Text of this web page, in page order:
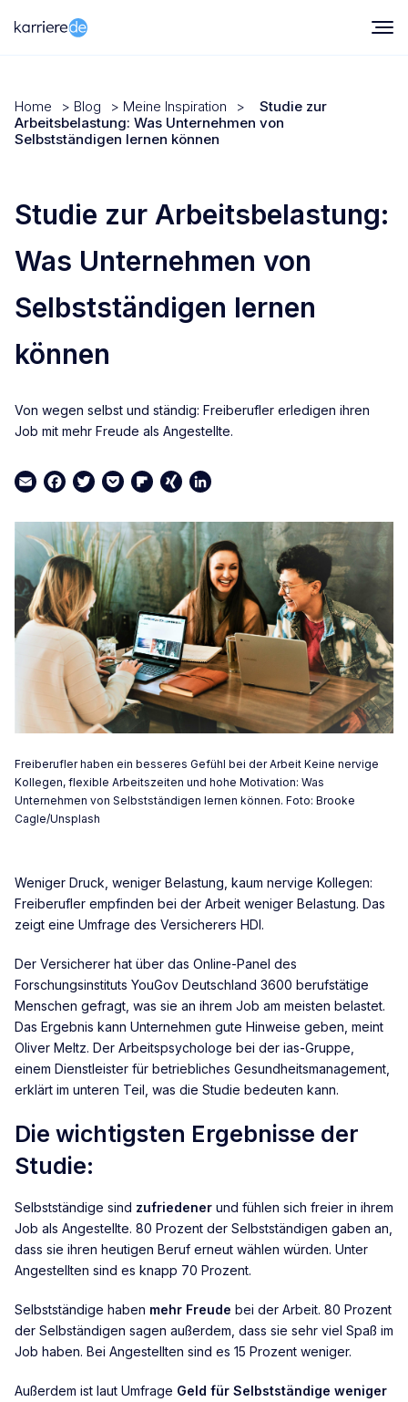
Home > Blog > Meine Inspiration >
Studie zur
Arbeitsbelastung: Was Unternehmen von
Selbstständigen lernen können
Studie zur Arbeitsbelastung:
Was Unternehmen von
Selbstständigen lernen
können
Von wegen selbst und ständig: Freiberufler erledigen ihren
Job mit mehr Freude als Angestellte.
EmailFacebook
TwitterPocketFlipboard
XINGLinkedIn
Freiberufler haben ein besseres Gefühl bei der Arbeit Keine nervige
Kollegen, flexible Arbeitszeiten und hohe Motivation: Was
Unternehmen von Selbstständigen lernen können. Foto: Brooke
Cagle/Unsplash
Weniger Druck, weniger Belastung, kaum nervige Kollegen:
Freiberufler empfinden bei der Arbeit weniger Belastung. Das
zeigt eine Umfrage des Versicherers HDI.
Der Versicherer hat über das Online-Panel des
Forschungsinstituts YouGov Deutschland 3600 berufstätige
Menschen gefragt, was sie an ihrem Job am meisten belastet.
Das Ergebnis kann Unternehmen gute Hinweise geben, meint
Oliver Meltz. Der Arbeitspsychologe bei der ias-Gruppe,
einem Dienstleister für betriebliches Gesundheitsmanagement,
erklärt im unteren Teil, was die Studie bedeuten kann.
Die wichtigsten Ergebnisse der
Studie:
Selbstständige sind zufriedener und fühlen sich freier in ihrem
Job als Angestellte. 80 Prozent der Selbstständigen gaben an,
dass sie ihren heutigen Beruf erneut wählen würden. Unter
Angestellten sind es knapp 70 Prozent.
Selbstständige haben mehr Freude bei der Arbeit. 80 Prozent
der Selbständigen sagen außerdem, dass sie sehr viel Spaß im
Job haben. Bei Angestellten sind es 15 Prozent weniger.
Außerdem ist laut Umfrage Geld für Selbstständige weniger